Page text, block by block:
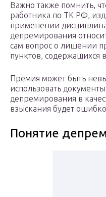
Важно также помнить,
работника по ТК РФ,
применении
депремирования
сам вопрос о лишении
пунктов, содержащихся
Премия может быть
использовать
депремирования в
взыскания будет
Понятие